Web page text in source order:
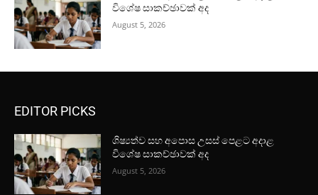
විශේෂ සාකච්ඡාවක් අද
August 5, 2026
EDITOR PICKS
ශිෂ්‍යත්ව සහ අපොස උසස් පෙළට අදාළ
විශේෂ සාකච්ඡාවක් අද
August 5, 2026